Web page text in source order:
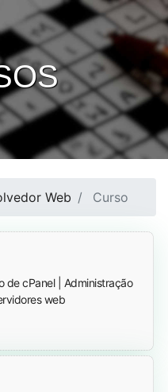
Web Curso
de cPanel | Administração
web